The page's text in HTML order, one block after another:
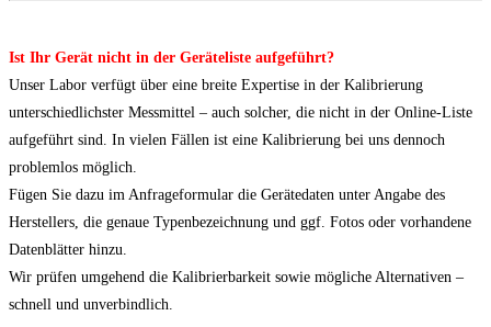
Ist Ihr Gerät nicht in der Geräteliste aufgeführt?
Unser Labor verfügt über eine breite Expertise in der Kalibrierung
unterschiedlichster Messmittel – auch solcher, die nicht in der Online-Liste
aufgeführt sind. In vielen Fällen ist eine Kalibrierung bei uns dennoch
problemlos möglich.
Fügen Sie dazu im Anfrageformular die Gerätedaten unter Angabe des
Herstellers, die genaue Typenbezeichnung und ggf. Fotos oder vorhandene
Datenblätter hinzu.
Wir prüfen umgehend die Kalibrierbarkeit sowie mögliche Alternativen –
schnell und unverbindlich.